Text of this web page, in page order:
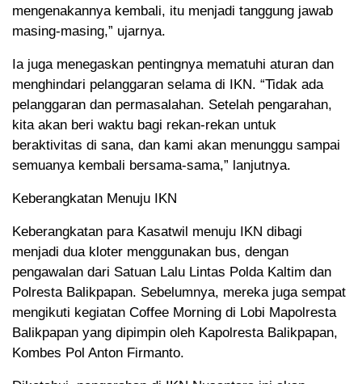
mengenakannya kembali, itu menjadi tanggung jawab
masing-masing,” ujarnya.
Ia juga menegaskan pentingnya mematuhi aturan dan
menghindari pelanggaran selama di IKN. “Tidak ada
pelanggaran dan permasalahan. Setelah pengarahan,
kita akan beri waktu bagi rekan-rekan untuk
beraktivitas di sana, dan kami akan menunggu sampai
semuanya kembali bersama-sama,” lanjutnya.
Keberangkatan Menuju IKN
Keberangkatan para Kasatwil menuju IKN dibagi
menjadi dua kloter menggunakan bus, dengan
pengawalan dari Satuan Lalu Lintas Polda Kaltim dan
Polresta Balikpapan. Sebelumnya, mereka juga sempat
mengikuti kegiatan Coffee Morning di Lobi Mapolresta
Balikpapan yang dipimpin oleh Kapolresta Balikpapan,
Kombes Pol Anton Firmanto.